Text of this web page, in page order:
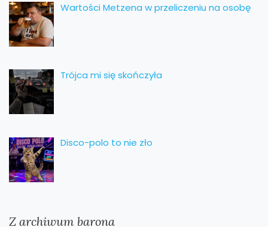
Wartości Metzena w przeliczeniu na osobę
Trójca mi się skończyła
Disco-polo to nie zło
Z archiwum barona